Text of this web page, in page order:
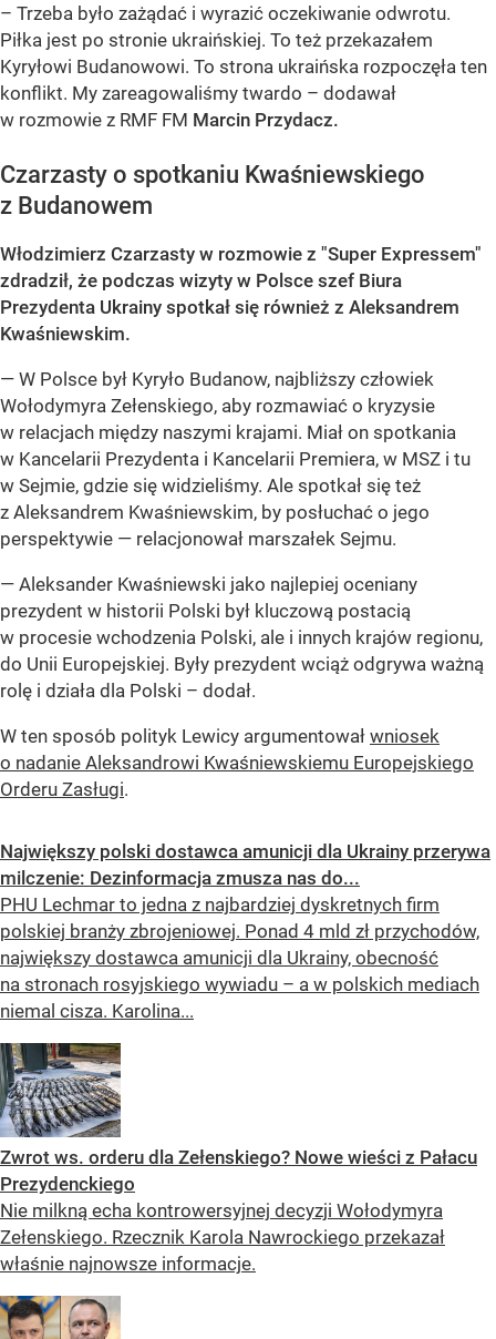
– Trzeba było zażądać i wyrazić oczekiwanie odwrotu.
Piłka jest po stronie ukraińskiej. To też przekazałem
Kyryłowi Budanowowi. To strona ukraińska rozpoczęła ten
konflikt. My zareagowaliśmy twardo – dodawał
w rozmowie z RMF FM Marcin Przydacz.
Czarzasty o spotkaniu Kwaśniewskiego
z Budanowem
Włodzimierz Czarzasty w rozmowie z "Super Expressem"
zdradził, że podczas wizyty w Polsce szef Biura
Prezydenta Ukrainy spotkał się również z Aleksandrem
Kwaśniewskim.
— W Polsce był Kyryło Budanow, najbliższy człowiek
Wołodymyra Zełenskiego, aby rozmawiać o kryzysie
w relacjach między naszymi krajami. Miał on spotkania
w Kancelarii Prezydenta i Kancelarii Premiera, w MSZ i tu
w Sejmie, gdzie się widzieliśmy. Ale spotkał się też
z Aleksandrem Kwaśniewskim, by posłuchać o jego
perspektywie — relacjonował marszałek Sejmu.
— Aleksander Kwaśniewski jako najlepiej oceniany
prezydent w historii Polski był kluczową postacią
w procesie wchodzenia Polski, ale i innych krajów regionu,
do Unii Europejskiej. Były prezydent wciąż odgrywa ważną
rolę i działa dla Polski – dodał.
W ten sposób polityk Lewicy argumentował wniosek
o nadanie Aleksandrowi Kwaśniewskiemu Europejskiego
Orderu Zasługi.
Największy polski dostawca amunicji dla Ukrainy przerywa
milczenie: Dezinformacja zmusza nas do...
PHU Lechmar to jedna z najbardziej dyskretnych firm
polskiej branży zbrojeniowej. Ponad 4 mld zł przychodów,
największy dostawca amunicji dla Ukrainy, obecność
na stronach rosyjskiego wywiadu – a w polskich mediach
niemal cisza. Karolina...
Zwrot ws. orderu dla Zełenskiego? Nowe wieści z Pałacu
Prezydenckiego
Nie milkną echa kontrowersyjnej decyzji Wołodymyra
Zełenskiego. Rzecznik Karola Nawrockiego przekazał
właśnie najnowsze informacje.